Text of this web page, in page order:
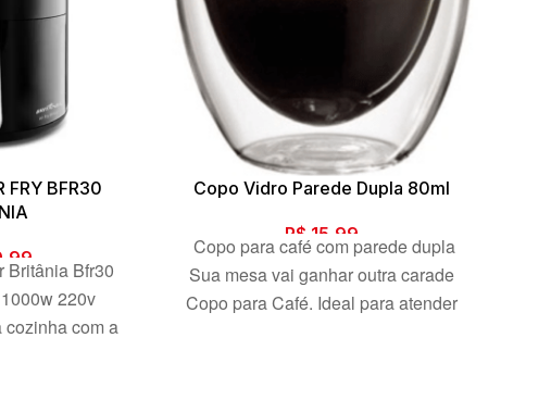
FRY BFR30
Britânia Bfr30
220v
cozinha com a
Copo Vidro Parede Dupla 80ml
R$ 15,99
Copo para café com parede dupla
Sua mesa vai ganhar outra carade
Copo para Café. Ideal para atender